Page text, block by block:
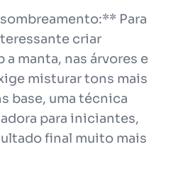
Para
criar
a manta, nas árvores e
misturar tons mais
base, uma técnica
para iniciantes,
final muito mais